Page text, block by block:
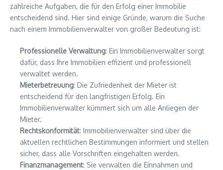
zahlreiche Aufgaben, die für den Erfolg einer Immobilie
entscheidend sind. Hier sind einige Gründe, warum die Suche
nach einem Immobilienverwalter von großer Bedeutung ist:
Professionelle Verwaltung: Ein Immobilienverwalter sorgt
dafür, dass Ihre Immobilien effizient und professionell
verwaltet werden.
Mieterbetreuung: Die Zufriedenheit der Mieter ist
entscheidend für den langfristigen Erfolg. Ein
Immobilienverwalter kümmert sich um alle Anliegen der
Mieter.
Rechtskonformität: Immobilienverwalter sind über die
aktuellen rechtlichen Bestimmungen informiert und stellen
sicher, dass alle Vorschriften eingehalten werden.
Finanzmanagement: Sie verwalten die Einnahmen und